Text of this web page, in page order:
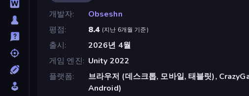
개발자
Obseshn
평점
8.4 (지난 6개월 기준)
출시
2026년 4월
게임 엔진
Unity 2022
플랫폼
브라우저 (데스크톱, 모바일, 태블릿),
Android)